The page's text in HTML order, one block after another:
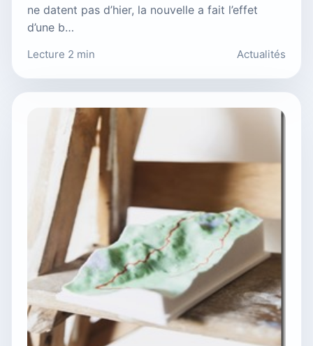
ne datent pas d’hier, la nouvelle a fait l’effet
d’une b…
Lecture 2 min Actualités